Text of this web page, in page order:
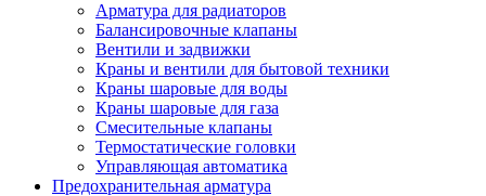
Арматура для радиаторов
Балансировочные клапаны
Вентили и задвижки
Краны и вентили для бытовой техники
Краны шаровые для воды
Краны шаровые для газа
Смесительные клапаны
Термостатические головки
Управляющая автоматика
Предохранительная арматура